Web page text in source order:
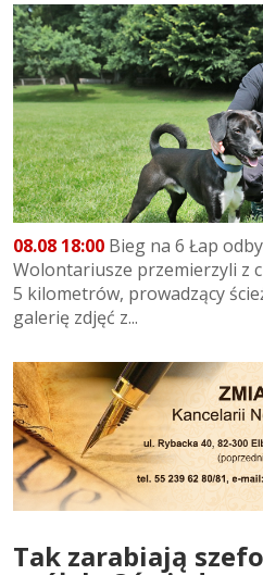
08.08 18:00 Bieg na 6 Łap
Wolontariusze przemierzyli z
5 kilometrów, prowadzący
galerię zdjęć z...
Tak zarabiają